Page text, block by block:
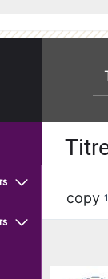
copy